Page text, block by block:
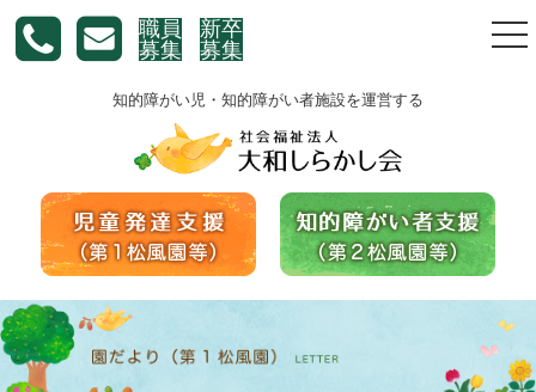
職員
募集
新卒
募集
知的障がい児・知的障がい者施設を運営する